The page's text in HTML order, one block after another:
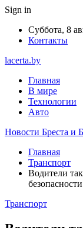
Sign in
Суббота, 8
Контакты
lacerta.by
Главная
В мире
Технологии
Авто
Новости Бреста и
Главная
Транспорт
Водители
Транспорт